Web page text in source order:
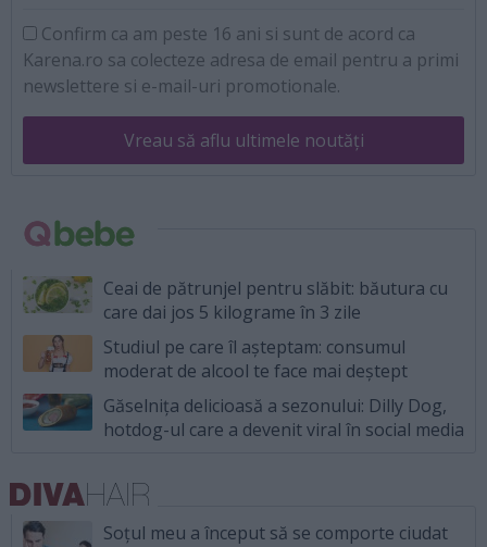
Confirm ca am peste 16 ani si sunt de acord ca
Karena.ro sa colecteze adresa de email pentru a primi
newslettere si e-mail-uri promotionale.
Vreau să aflu ultimele noutăți
Ceai de pătrunjel pentru slăbit: băutura cu
care dai jos 5 kilograme în 3 zile
Studiul pe care îl așteptam: consumul
moderat de alcool te face mai deștept
Găselnița delicioasă a sezonului: Dilly Dog,
hotdog-ul care a devenit viral în social media
Soțul meu a început să se comporte ciudat